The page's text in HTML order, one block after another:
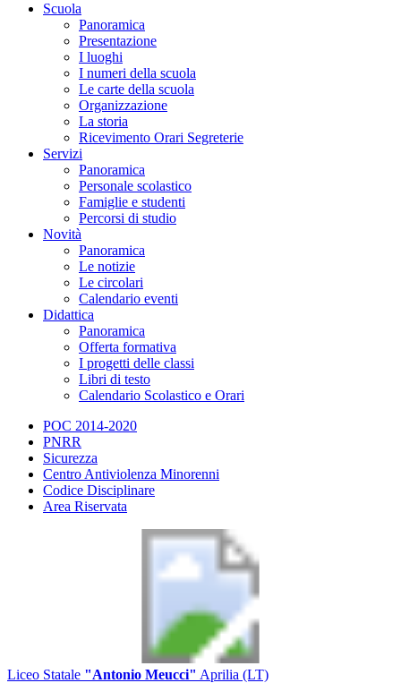
Scuola
Panoramica
Presentazione
I luoghi
I numeri della scuola
Le carte della scuola
Organizzazione
La storia
Ricevimento Orari Segreterie
Servizi
Panoramica
Personale scolastico
Famiglie e studenti
Percorsi di studio
Novità
Panoramica
Le notizie
Le circolari
Calendario eventi
Didattica
Panoramica
Offerta formativa
I progetti delle classi
Libri di testo
Calendario Scolastico e Orari
POC 2014-2020
PNRR
Sicurezza
Centro Antiviolenza Minorenni
Codice Disciplinare
Area Riservata
Liceo Statale "Antonio Meucci" Aprilia (LT)